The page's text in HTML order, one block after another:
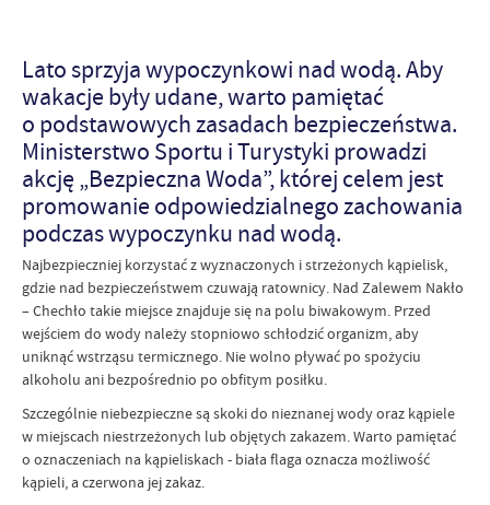
Lato sprzyja wypoczynkowi nad wodą. Aby
wakacje były udane, warto pamiętać
o podstawowych zasadach bezpieczeństwa.
Ministerstwo Sportu i Turystyki prowadzi
akcję „Bezpieczna Woda”, której celem jest
promowanie odpowiedzialnego zachowania
podczas wypoczynku nad wodą.
Najbezpieczniej korzystać z wyznaczonych i strzeżonych kąpielisk,
gdzie nad bezpieczeństwem czuwają ratownicy. Nad Zalewem Nakło
– Chechło takie miejsce znajduje się na polu biwakowym. Przed
wejściem do wody należy stopniowo schłodzić organizm, aby
uniknąć wstrząsu termicznego. Nie wolno pływać po spożyciu
alkoholu ani bezpośrednio po obfitym posiłku.
Szczególnie niebezpieczne są skoki do nieznanej wody oraz kąpiele
w miejscach niestrzeżonych lub objętych zakazem. Warto pamiętać
o oznaczeniach na kąpieliskach - biała flaga oznacza możliwość
kąpieli, a czerwona jej zakaz.